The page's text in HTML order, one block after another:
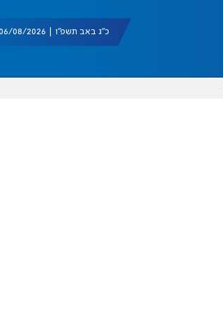
כ"ג באב תשפ"ו | 06/08/2026